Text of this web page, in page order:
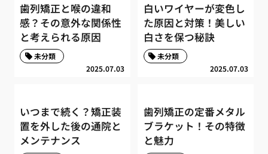
歯列矯正と喉の違和
感？その意外な関係性
と考えられる原因
2025.07.03
未分類
白いワイヤーが変色し
た原因と対策！美しい
白さを保つ秘訣
2025.07.03
未分類
いつまで続く？矯正装
置を外した後の通院と
メンテナンス
歯列矯正の定番メタル
ブラケット！その特徴
と魅力